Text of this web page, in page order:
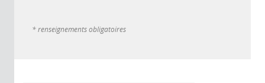
* renseignements obligatoires